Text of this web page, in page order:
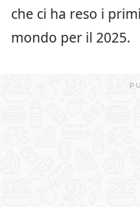
che ci ha reso i
mondo per il 2025.